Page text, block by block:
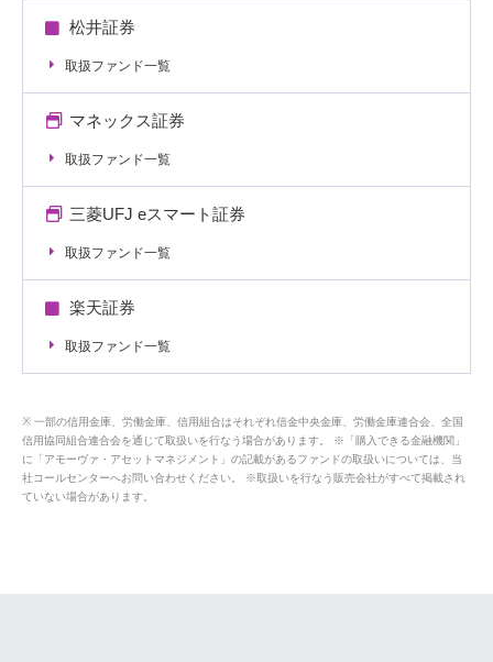
松井証券
取扱ファンド一覧
マネックス証券
取扱ファンド一覧
三菱UFJ eスマート証券
取扱ファンド一覧
楽天証券
取扱ファンド一覧
一部の信用金庫、労働金庫、信用組合はそれぞれ信金中央金庫、労働金庫連合会、全国
信用協同組合連合会を通じて取扱いを行なう場合があります。 ※「購入できる金融機関」
に「アモーヴァ・アセットマネジメント」の記載があるファンドの取扱いについては、当
社コールセンターへお問い合わせください。 ※取扱いを行なう販売会社がすべて掲載され
ていない場合があります。